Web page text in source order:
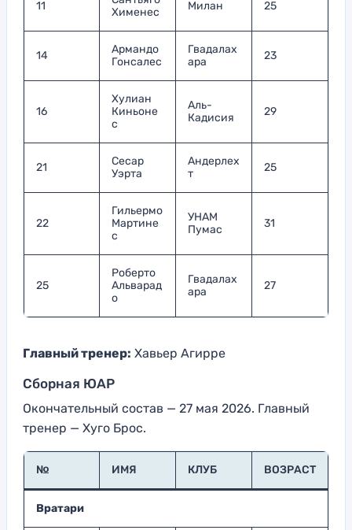
11
Хименес
Милан 25
14
Армандо
Гонсалес
Гвадалах
ара
23
16
Хулиан
Киньоне
с
Аль-
Кадисия
29
21
Сесар
Уэрта
Андерлех
т
25
22
Гильермо
Мартине
с
УНАМ
Пумас
31
25
Роберто
Альварад
о
Гвадалах
ара
27
Главный тренер: Хавьер Агирре
Сборная ЮАР
Окончательный состав — 27 мая 2026. Главный
тренер — Хуго Брос.
№ ИМЯ КЛУБ ВОЗРАСТ
Вратари